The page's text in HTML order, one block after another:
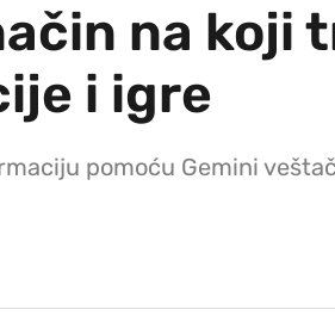
na koji
i igre
pomoću Gemini